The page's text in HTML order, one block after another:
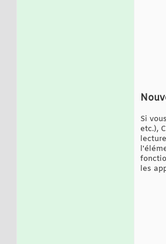
Si
etc.),
les